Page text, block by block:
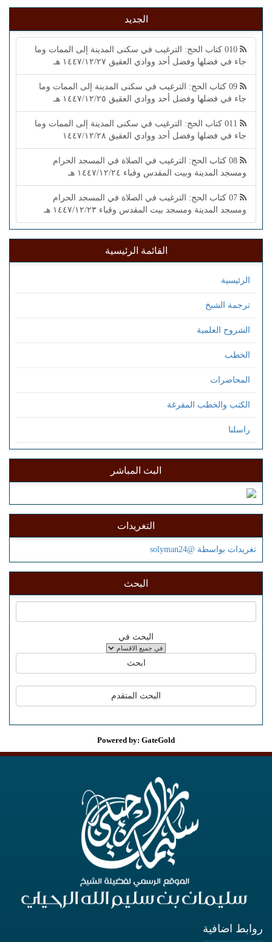
الجديد
010 كتاب الحج: الترغيب في سكنى المدينة إلى الممات وما
جاء في فضلها وفضل أحد ووادي العقيق ١٤٤٧/١٢/٢٧ هـ
09 كتاب الحج: الترغيب في سكنى المدينة إلى الممات وما
جاء في فضلها وفضل أحد ووادي العقيق ١٤٤٧/١٢/٢٥ هـ
011 كتاب الحج: الترغيب في سكنى المدينة إلى الممات وما
جاء في فضلها وفضل أحد ووادي العقيق ١٤٤٧/١٢/٢٨
08 كتاب الحج: الترغيب في الصلاة في المسجد الحرام
ومسجد المدينة وبيت المقدس وقباء ١٤٤٧/١٢/٢٤ هـ
07 كتاب الحج: الترغيب في الصلاة في المسجد الحرام
ومسجد المدينة ومسجد بيت المقدس وقباء ١٤٤٧/١٢/٢٣ هـ
القائمة الرئيسية
الرئيسية
ترجمة الشيخ
الشروح العلمية
الخطب
المحاضرات
الكتب والخطب المفرغة
راسلنا
البث المباشر
التغريدات
تغريدات بواسطة @solyman24
البحث
البحث في
Powered by: GateGold
روابط اضافية